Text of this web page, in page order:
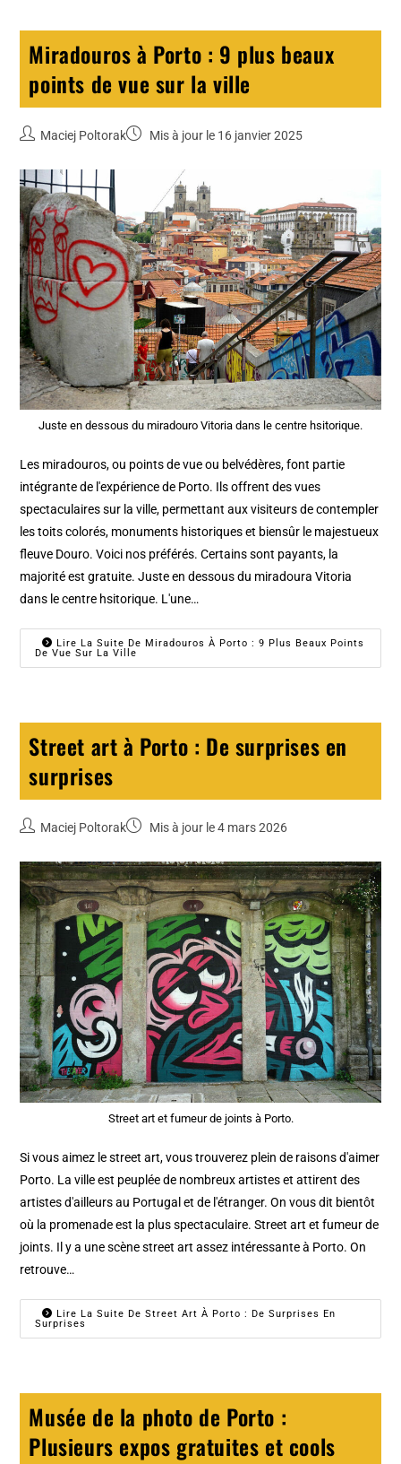
Miradouros à Porto : 9 plus beaux
points de vue sur la ville
Maciej Poltorak Mis à jour le 16 janvier 2025
Juste en dessous du miradouro Vitoria dans le centre hsitorique.
Les miradouros, ou points de vue ou belvédères, font partie
intégrante de l'expérience de Porto. Ils offrent des vues
spectaculaires sur la ville, permettant aux visiteurs de contempler
les toits colorés, monuments historiques et biensûr le majestueux
fleuve Douro. Voici nos préférés. Certains sont payants, la
majorité est gratuite. Juste en dessous du miradoura Vitoria
dans le centre hsitorique. L'une…
Lire La Suite De Miradouros À Porto : 9 Plus Beaux Points
De Vue Sur La Ville
Street art à Porto : De surprises en
surprises
Maciej Poltorak Mis à jour le 4 mars 2026
Street art et fumeur de joints à Porto.
Si vous aimez le street art, vous trouverez plein de raisons d'aimer
Porto. La ville est peuplée de nombreux artistes et attirent des
artistes d'ailleurs au Portugal et de l'étranger. On vous dit bientôt
où la promenade est la plus spectaculaire. Street art et fumeur de
joints. Il y a une scène street art assez intéressante à Porto. On
retrouve…
Lire La Suite De Street Art À Porto : De Surprises En
Surprises
Musée de la photo de Porto :
Plusieurs expos gratuites et cools